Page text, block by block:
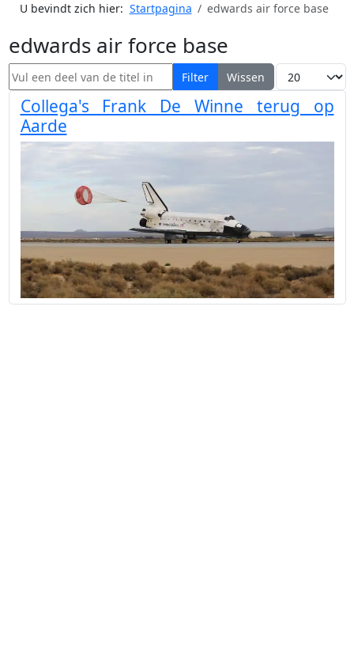
U bevindt zich hier: Startpagina edwards air force base
edwards air force base
Vul een deel van de titel in Filter Wissen Toon #
Collega's Frank De Winne terug op
Aarde